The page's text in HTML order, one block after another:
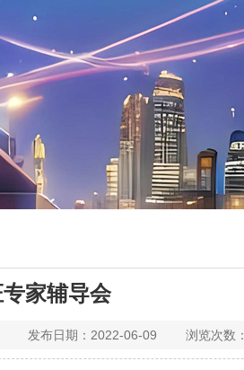
家辅导会
布日期：2022-06-09 浏览次数：